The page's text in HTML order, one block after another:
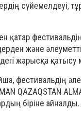
сүйемелдеуі,
қатар
және
жарысқа қатысу
фестивальдің
QAZAQSTAN
біріне айналды.